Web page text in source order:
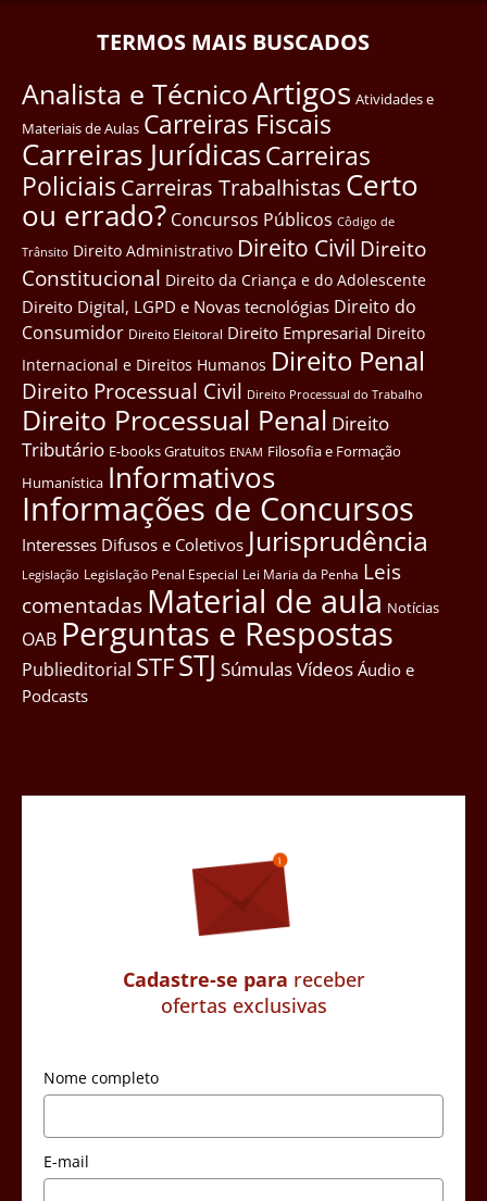
TERMOS MAIS BUSCADOS
Analista e TécnicoArtigos Atividades e
Materiais de Aulas Carreiras Fiscais
Carreiras JurídicasCarreiras
Policiais Carreiras Trabalhistas Certo
ou errado? Concursos Públicos Côdigo de
Trânsito Direito Administrativo Direito Civil Direito
Constitucional Direito da Criança e do Adolescente
Direito Digital, LGPD e Novas tecnológias Direito do
Consumidor Direito Eleitoral Direito Empresarial Direito
Internacional e Direitos Humanos Direito Penal
Direito Processual Civil Direito Processual do Trabalho
Direito Processual Penal Direito
Tributário E-books Gratuitos ENAM Filosofia e Formação
Humanística Informativos
Informações de Concursos
Interesses Difusos e Coletivos Jurisprudência
Legislação Legislação Penal Especial Lei Maria da Penha Leis
comentadas Material de aula Notícias
OAB Perguntas e Respostas
Publieditorial STFSTJ SúmulasVídeos Áudio e
Podcasts
Cadastre-se para receber
ofertas exclusivas
Nome completo
E-mail